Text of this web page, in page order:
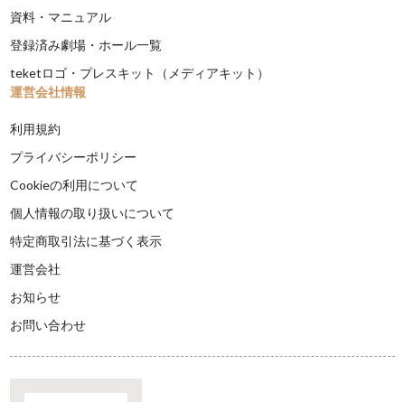
資料・マニュアル
登録済み劇場・ホール一覧
teketロゴ・プレスキット（メディアキット）
運営会社情報
利用規約
プライバシーポリシー
Cookieの利用について
個人情報の取り扱いについて
特定商取引法に基づく表示
運営会社
お知らせ
お問い合わせ